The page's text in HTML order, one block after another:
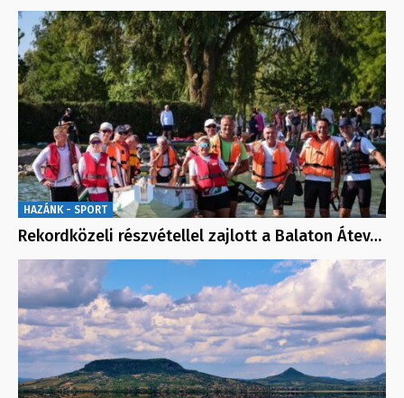
HAZÁNK - SPORT
Rekordközeli részvétellel zajlott a Balaton Átev…